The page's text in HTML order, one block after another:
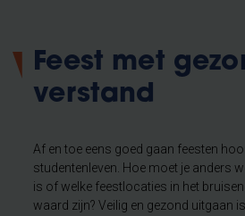
Feest met
verstand
Af en toe eens goed gaan feesten
studentenleven. Hoe moet je anders
is of welke feestlocaties in het
waard zijn? Veilig en gezond uitgaan